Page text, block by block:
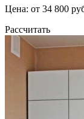
Цена: от 34 800
Рассчитать